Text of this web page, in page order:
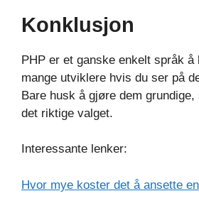
Konklusjon
PHP er et ganske enkelt språk
mange utviklere hvis du ser på
Bare husk å gjøre dem
det riktige valget.
Interessante lenker:
Hvor mye koster det å ansette